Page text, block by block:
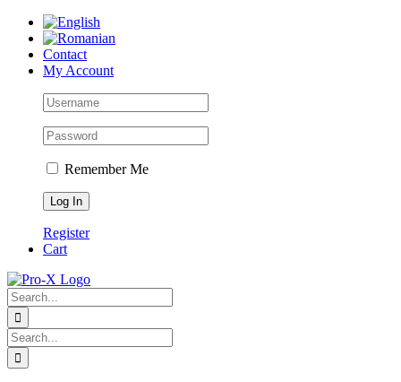
Skip
contentContact
My Account
Remember Me
Register
Cart
Search
for:
Search
for: